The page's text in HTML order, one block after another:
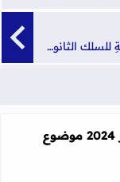
تحميل عرض "نظراتٌ في منهاجِ التربيةِ الإسلاميةِ للسلك الثانوي من الوصفِ إلى التقويم"
نتائج الترقية بالاختيار 2024 موضوع